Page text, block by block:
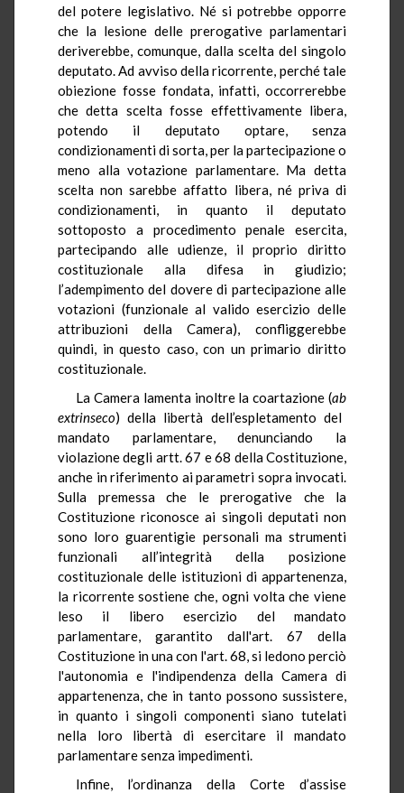
del potere legislativo. Né si potrebbe opporre
che la lesione delle prerogative parlamentari
deriverebbe, comunque, dalla scelta del singolo
deputato. Ad avviso della ricorrente, perché tale
obiezione fosse fondata, infatti, occorrerebbe
che detta scelta fosse effettivamente libera,
potendo il deputato optare, senza
condizionamenti di sorta, per la partecipazione o
meno alla votazione parlamentare. Ma detta
scelta non sarebbe affatto libera, né priva di
condizionamenti, in quanto il deputato
sottoposto a procedimento penale esercita,
partecipando alle udienze, il proprio diritto
costituzionale alla difesa in giudizio;
l’adempimento del dovere di partecipazione alle
votazioni (funzionale al valido esercizio delle
attribuzioni della Camera), confliggerebbe
quindi, in questo caso, con un primario diritto
costituzionale.
La Camera lamenta inoltre la coartazione (ab
extrinseco) della libertà dell’espletamento del
mandato parlamentare, denunciando la
violazione degli artt. 67 e 68 della Costituzione,
anche in riferimento ai parametri sopra invocati.
Sulla premessa che le prerogative che la
Costituzione riconosce ai singoli deputati non
sono loro guarentigie personali ma strumenti
funzionali all’integrità della posizione
costituzionale delle istituzioni di appartenenza,
la ricorrente sostiene che, ogni volta che viene
leso il libero esercizio del mandato
parlamentare, garantito dall'art. 67 della
Costituzione in una con l'art. 68, si ledono perciò
l'autonomia e l'indipendenza della Camera di
appartenenza, che in tanto possono sussistere,
in quanto i singoli componenti siano tutelati
nella loro libertà di esercitare il mandato
parlamentare senza impedimenti.
Infine, l’ordinanza della Corte d’assise